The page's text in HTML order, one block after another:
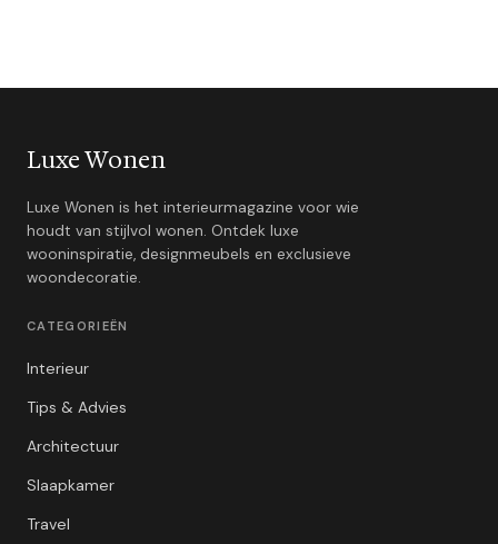
Luxe Wonen
Luxe Wonen is het interieurmagazine voor wie
houdt van stijlvol wonen. Ontdek luxe
wooninspiratie, designmeubels en exclusieve
woondecoratie.
CATEGORIEËN
Interieur
Tips & Advies
Architectuur
Slaapkamer
Travel